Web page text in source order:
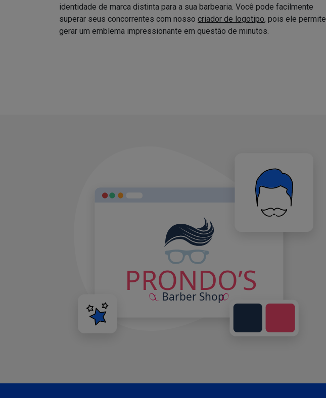
identidade de marca distinta para a sua barbearia. Você pode facilmente
superar seus concorrentes com nosso criador de logotipo, pois ele permite
gerar um emblema impressionante em questão de minutos.